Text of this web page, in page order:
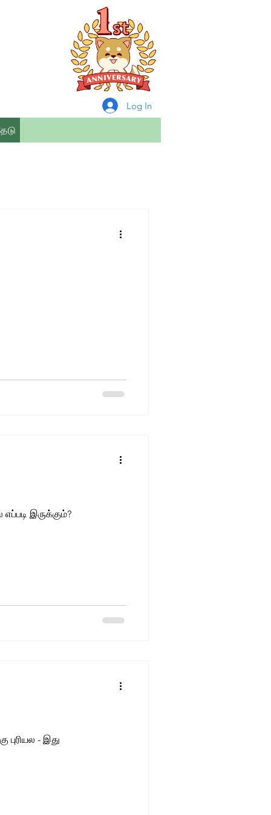
Log In
இருக்கும்?
எதனாலே எனக்கு புரியல - இது